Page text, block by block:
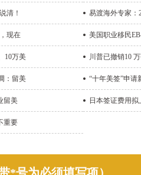
清！ 易渡海外专家：
现在 美国职业移民
10万美 川普已撤销10
：留美 “十年美签”申请
留美 日本签证费用
重要